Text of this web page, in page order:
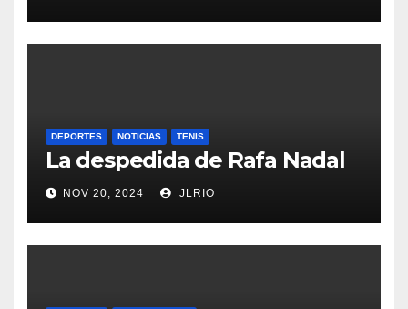
DEPORTES NOTICIAS TENIS
La despedida de Rafa Nadal
NOV 20, 2024 JLRIO